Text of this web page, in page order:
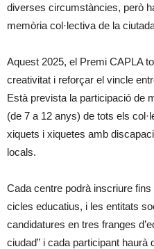
diverses circumstàncies, però
memòria col·lectiva de la
Aquest 2025, el Premi CAPLA
creativitat i reforçar el vincle
Està prevista la participació de
(de 7 a 12 anys) de tots els
xiquets i xiquetes amb
locals.
Cada centre podrà inscriure
cicles educatius, i les entitats
candidatures en tres franges
ciudad” i cada participant haurà